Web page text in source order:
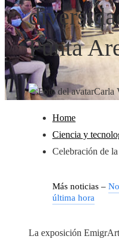
Punta
Carla
Home
Ciencia y
Celebración de
Más noticias –
última hora
La exposición